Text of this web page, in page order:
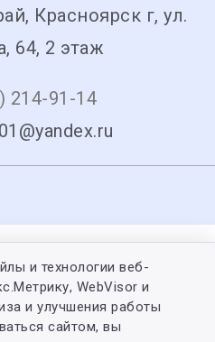
Красноярск г, ул.
64, 2 этаж
214-91-14
и технологии веб-
WebVisor и
и улучшения работы
сайтом, вы